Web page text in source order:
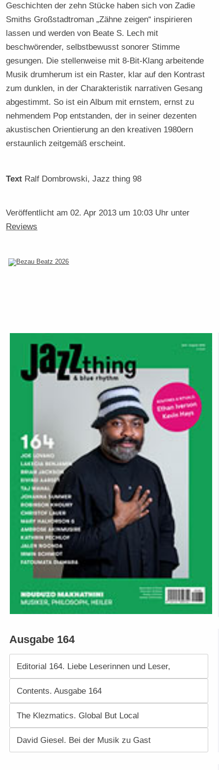
Geschichten der zehn Stücke haben sich von Zadie
Smiths Großstadtroman „Zähne zeigen“ inspirieren
lassen und werden von Beate S. Lech mit
beschwörender, selbstbewusst sonorer Stimme
gesungen. Die stellenweise mit 8-Bit-Klang arbeitende
Musik drumherum ist ein Raster, klar auf den Kontrast
zum dunklen, in der Charakteristik narrativen Gesang
abgestimmt. So ist ein Album mit ernstem, ernst zu
nehmendem Pop entstanden, der in seiner dezenten
akustischen Orientierung an den kreativen 1980ern
erstaunlich zeitgemäß erscheint.
Text Ralf Dombrowski, Jazz thing 98
Veröffentlicht am02. Apr 2013 um 10:03 Uhr unter
Reviews
Ausgabe 164
Editorial 164. Liebe Leserinnen und Leser,
Contents. Ausgabe 164
The Klezmatics. Global But Local
David Giesel. Bei der Musik zu Gast